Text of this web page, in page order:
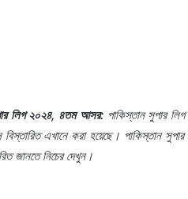
লিগ ২০২৪, ৪তম আসর: পাকিস্তান সুপার লিগ
বিস্তারিত এখানে করা হয়েছে। পাকিস্তান সুপার
জানতে নিচের দেখুন।